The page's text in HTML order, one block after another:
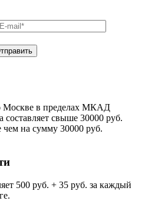
Москве в пределах МКАД
составляет свыше 30000 руб.
на сумму 30000 руб.
500 руб. + 35 руб. за каждый